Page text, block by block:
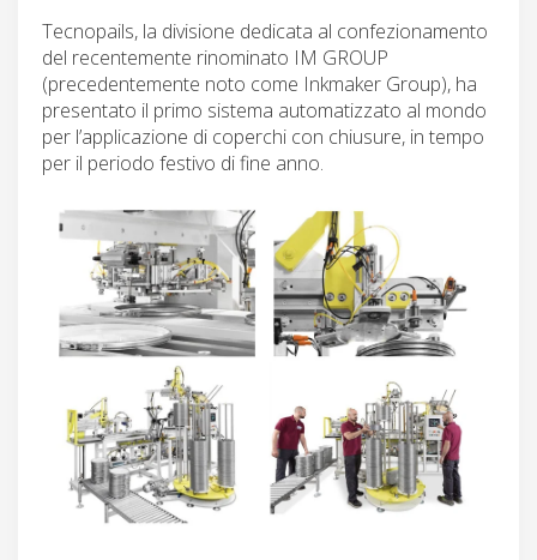
Tecnopails, la divisione dedicata al confezionamento
del recentemente rinominato IM GROUP
(precedentemente noto come Inkmaker Group), ha
presentato il primo sistema automatizzato al mondo
per l’applicazione di coperchi con chiusure, in tempo
per il periodo festivo di fine anno.